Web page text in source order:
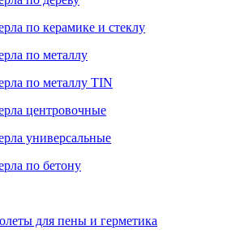
по керамике и стеклу
по металлу
по металлу TIN
центровочные
универсальные
по бетону
для пены и герметика